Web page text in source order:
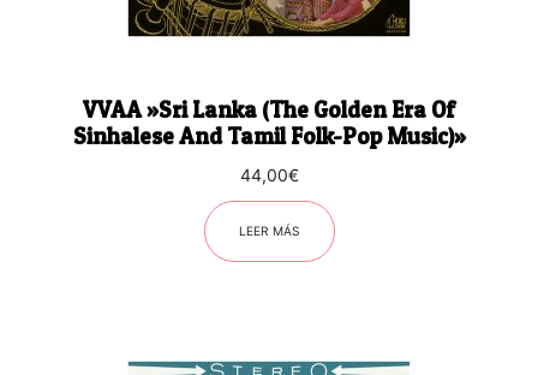
VVAA ‎»Sri Lanka (The Golden Era Of
Sinhalese And Tamil Folk-Pop Music)»
44,00€
LEER MÁS